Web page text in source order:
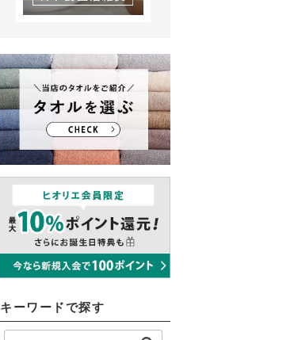
キーワードで探す